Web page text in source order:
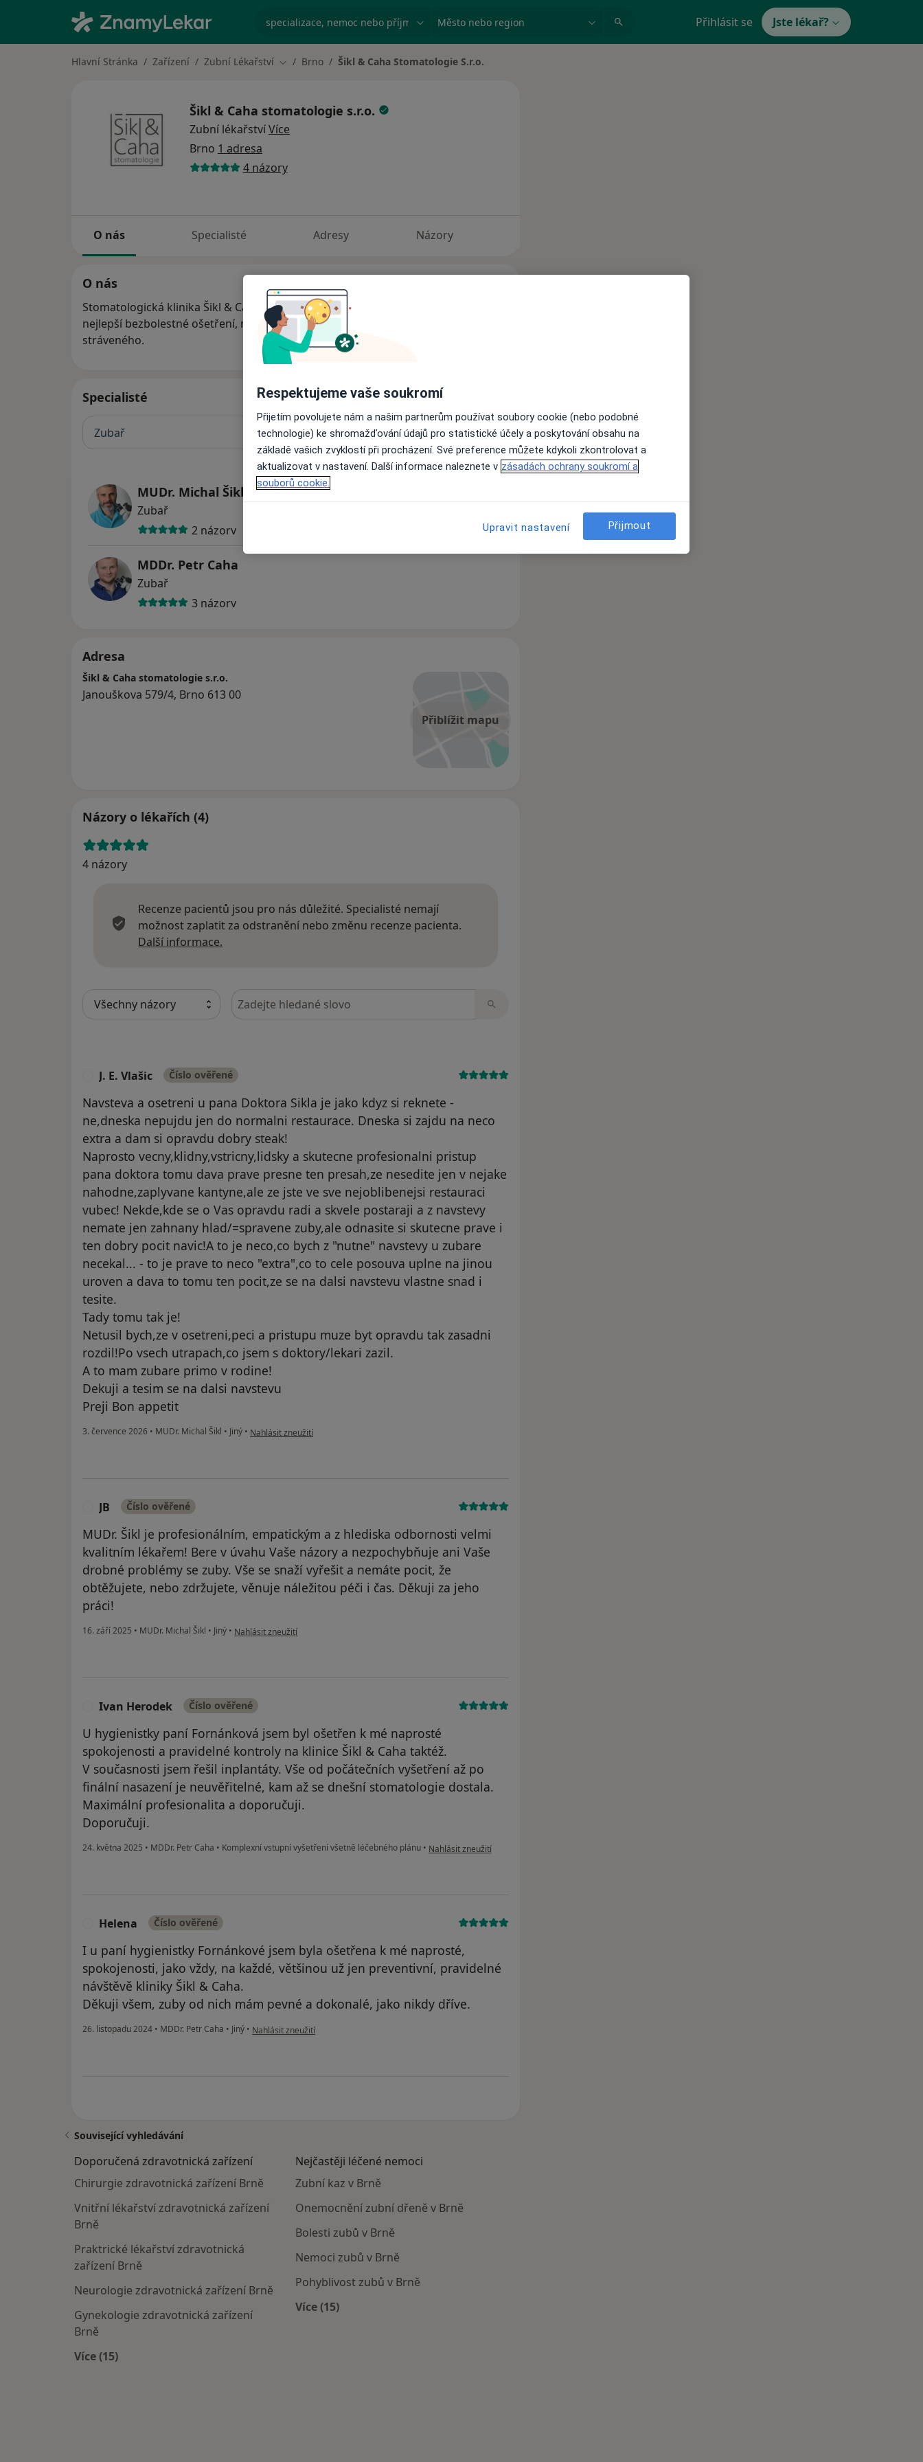
specializace, nemoc nebo příjmení Město nebo region Přihlásit se Jste lékař?
Hlavní Stránka Zařízení Zubní Lékařství Změna města
Brno Šikl & Caha Stomatologie S.r.o.
Šikl & Caha stomatologie s.r.o.
Zubní lékařstvíVíce
Brno 1 adresa
4 názory
O nás Specialisté Adresy Názory
O nás
Stomatologická klinika Šikl & Caha vznikla se záměrem poskytnout pacientům to
nejlepší bezbolestné ošetření, maximální servis a pohodlí během času zde
stráveného.
Specialisté
Zubař
MUDr. Michal Šikl
Zubař
2 názory
MDDr. Petr Caha
Zubař
3 názory
Adresa
Přiblížit mapu
Šikl & Caha stomatologie s.r.o.
Janouškova 579/4, Brno 613 00
Názory o lékařích (4)
4 názory
Recenze pacientů jsou pro nás důležité. Specialisté nemají
možnost zaplatit za odstranění nebo změnu recenze pacienta.
Další informace.
Hledejte v názorech
J. E. Vlašic Číslo ověřené
Navsteva a osetreni u pana Doktora Sikla je jako kdyz si reknete -
ne,dneska nepujdu jen do normalni restaurace. Dneska si zajdu na neco
extra a dam si opravdu dobry steak!
Naprosto vecny,klidny,vstricny,lidsky a skutecne profesionalni pristup
pana doktora tomu dava prave presne ten presah,ze nesedite jen v nejake
nahodne,zaplyvane kantyne,ale ze jste ve sve nejoblibenejsi restauraci
vubec! Nekde,kde se o Vas opravdu radi a skvele postaraji a z navstevy
nemate jen zahnany hlad/=spravene zuby,ale odnasite si skutecne prave i
ten dobry pocit navic!A to je neco,co bych z "nutne" navstevy u zubare
necekal... - to je prave to neco "extra",co to cele posouva uplne na jinou
uroven a dava to tomu ten pocit,ze se na dalsi navstevu vlastne snad i
tesite.
Tady tomu tak je!
Netusil bych,ze v osetreni,peci a pristupu muze byt opravdu tak zasadni
rozdil!Po vsech utrapach,co jsem s doktory/lekari zazil.
A to mam zubare primo v rodine!
Dekuji a tesim se na dalsi navstevu
Preji Bon appetit
3. července 2026 • MUDr. Michal Šikl • Jiný • podle názoru uživatele J. E. Vlašic
Nahlásit zneužití
JB Číslo ověřené
MUDr. Šikl je profesionálním, empatickým a z hlediska odbornosti velmi
kvalitním lékařem! Bere v úvahu Vaše názory a nezpochybňuje ani Vaše
drobné problémy se zuby. Vše se snaží vyřešit a nemáte pocit, že
obtěžujete, nebo zdržujete, věnuje náležitou péči i čas. Děkuji za jeho
práci!
16. září 2025 • MUDr. Michal Šikl • Jiný • podle názoru uživatele JB
Nahlásit zneužití
Ivan Herodek Číslo ověřené
U hygienistky paní Fornánková jsem byl ošetřen k mé naprosté
spokojenosti a pravidelné kontroly na klinice Šikl & Caha taktéž.
V současnosti jsem řešil inplantáty. Vše od počátečních vyšetření až po
finální nasazení je neuvěřitelné, kam až se dnešní stomatologie dostala.
Maximální profesionalita a doporučuji.
Doporučuji.
24. května 2025 • MDDr. Petr Caha • Komplexní vstupní vyšetření všetně léčebného plánu • podle názoru uživatele Ivan Herodek
Nahlásit zneužití
Helena Číslo ověřené
I u paní hygienistky Fornánkové jsem byla ošetřena k mé naprosté,
spokojenosti, jako vždy, na každé, většinou už jen preventivní, pravidelné
návštěvě kliniky Šikl & Caha.
Děkuji všem, zuby od nich mám pevné a dokonalé, jako nikdy dříve.
26. listopadu 2024 • MDDr. Petr Caha • Jiný • podle názoru uživatele Helena
Nahlásit zneužití
Související vyhledávání
Doporučená zdravotnická zařízení
Chirurgie zdravotnická zařízení Brně
Vnitřní lékařství zdravotnická zařízení
Brně
Praktrické lékařství zdravotnická
zařízení Brně
Neurologie zdravotnická zařízení Brně
Gynekologie zdravotnická zařízení
Brně
Více (15)
Nejčastěji léčené nemoci
Zubní kaz v Brně
Onemocnění zubní dřeně v Brně
Bolesti zubů v Brně
Nemoci zubů v Brně
Pohyblivost zubů v Brně
Více (15)
Respektujeme vaše soukromí
Přijetím povolujete nám a našim partnerům používat soubory cookie (nebo podobné
technologie) ke shromažďování údajů pro statistické účely a poskytování obsahu na
základě vašich zvyklostí při procházení. Své preference můžete kdykoli zkontrolovat a
aktualizovat v nastavení. Další informace naleznete v zásadách ochrany soukromí a
souborů cookie.
Upravit nastavení Přijmout